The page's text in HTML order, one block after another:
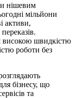
нішевим
мільйони
активи,
високою швидкістю
роботи без
бізнесу, що
та